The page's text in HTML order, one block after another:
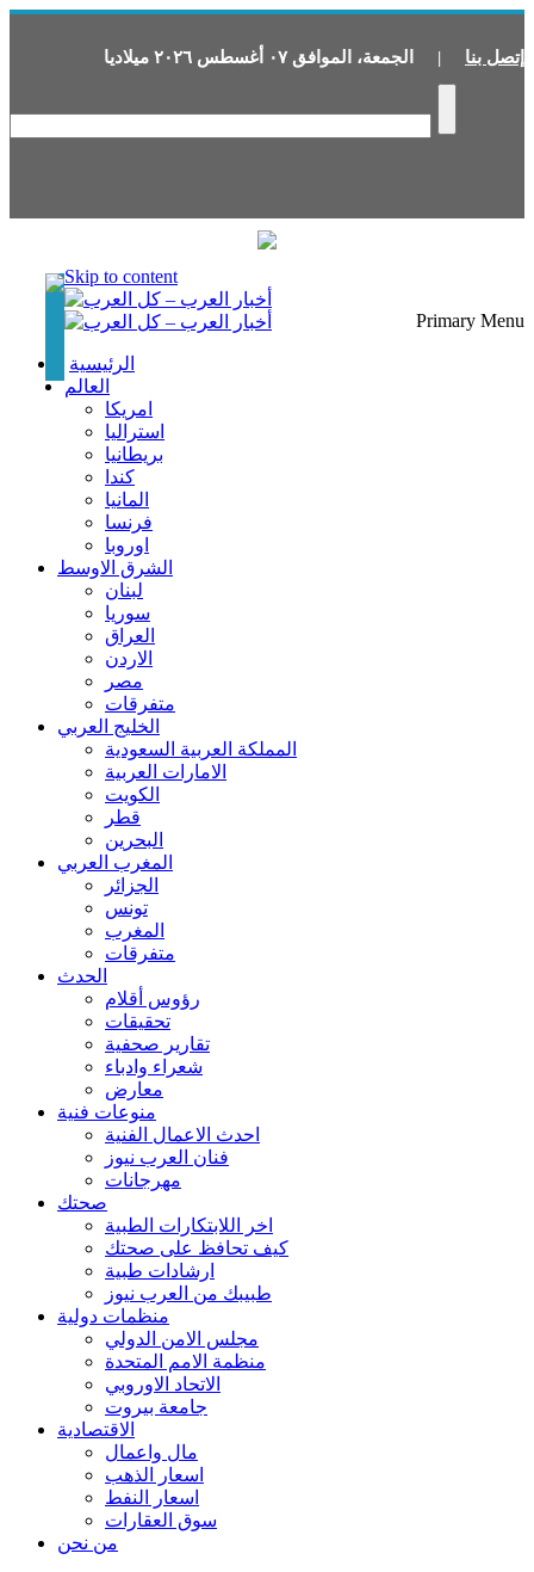
إتصل بنا | الجمعة، الموافق ٠٧ أغسطس ٢٠٢٦ ميلاديا
Skip to content
Primary Menu
الرئيسية
العالم
امريكا
استراليا
بريطانيا
كندا
المانيا
فرنسا
اوروبا
الشرق الاوسط
لبنان
سوريا
العراق
الاردن
مصر
متفرقات
الخليج العربي
المملكة العربية السعودية
الامارات العربية
الكويت
قطر
البحرين
المغرب العربي
الجزائر
تونس
المغرب
متفرقات
الحدث
رؤوس أقلام
تحقيقات
تقارير صحفية
شعراء وادباء
معارض
منوعات فنية
احدث الاعمال الفنية
فنان العرب نيوز
مهرجانات
صحتك
اخر اللابتكارات الطبية
كيف تحافظ على صحتك
ارشادات طبية
طبيبك من العرب نيوز
منظمات دولية
مجلس الامن الدولي
منظمة الامم المتحدة
الاتحاد الاوروبي
جامعة بيروت
الاقتصادية
مال واعمال
اسعار الذهب
اسعار النفط
سوق العقارات
من نحن